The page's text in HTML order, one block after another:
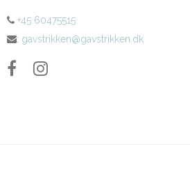
+45 60475515
: gavstrikken@gavstrikken.dk